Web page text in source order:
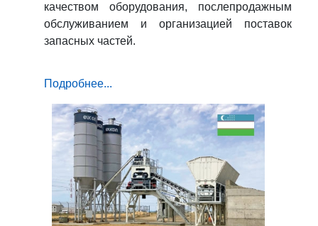
качеством оборудования, послепродажным
обслуживанием и организацией поставок
запасных частей.
Подробнее...